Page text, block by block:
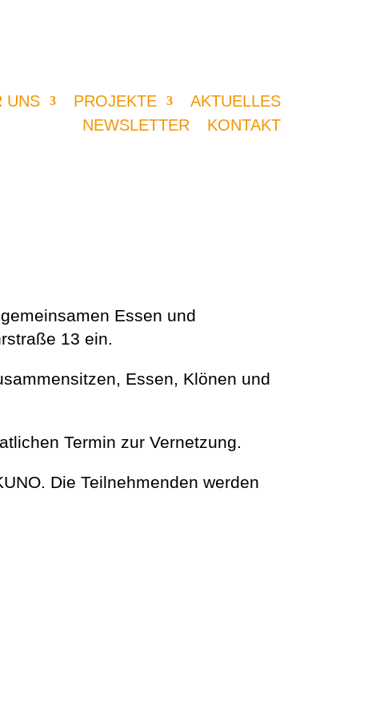
UNS PROJEKTE
AKTUELLES
NEWSLETTER
KONTAKT
Essen und
13 ein.
Essen, Klönen und
Termin zur Vernetzung.
Die Teilnehmenden werden